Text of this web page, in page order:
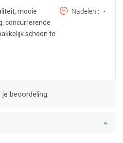
mooie
concurrerende
schoon te
Nadelen: -
beoordeling.